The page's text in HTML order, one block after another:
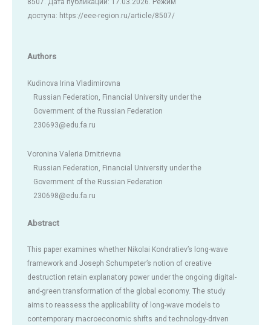
доступа: https://eee-region.ru/article/8507/
Authors
Kudinova Irina Vladimirovna
Russian Federation, Financial University under the
Government of the Russian Federation
230693@edu.fa.ru
Voronina Valeria Dmitrievna
Russian Federation, Financial University under the
Government of the Russian Federation
230698@edu.fa.ru
Abstract
This paper examines whether Nikolai Kondratiev’s long-wave
framework and Joseph Schumpeter’s notion of creative
destruction retain explanatory power under the ongoing digital-
and-green transformation of the global economy. The study
aims to reassess the applicability of long-wave models to
contemporary macroeconomic shifts and technology-driven